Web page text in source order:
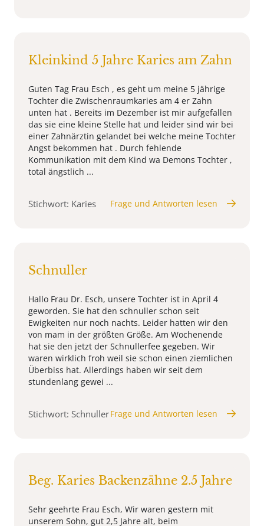
Kleinkind 5 Jahre Karies am Zahn
Guten Tag Frau Esch , es geht um meine 5 jährige
Tochter die Zwischenraumkaries am 4 er Zahn
unten hat . Bereits im Dezember ist mir aufgefallen
das sie eine kleine Stelle hat und leider sind wir bei
einer Zahnärztin gelandet bei welche meine Tochter
Angst bekommen hat . Durch fehlende
Kommunikation mit dem Kind wa Demons Tochter ,
total ängstlich ...
Stichwort: Karies Frage und Antworten lesen
Schnuller
Hallo Frau Dr. Esch, unsere Tochter ist in April 4
geworden. Sie hat den schnuller schon seit
Ewigkeiten nur noch nachts. Leider hatten wir den
von mam in der größten Größe. Am Wochenende
hat sie den jetzt der Schnullerfee gegeben. Wir
waren wirklich froh weil sie schon einen ziemlichen
Überbiss hat. Allerdings haben wir seit dem
stundenlang gewei ...
Stichwort: SchnullerFrage und Antworten lesen
Beg. Karies Backenzähne 2.5 Jahre
Sehr geehrte Frau Esch, Wir waren gestern mit
unserem Sohn, gut 2,5 Jahre alt, beim